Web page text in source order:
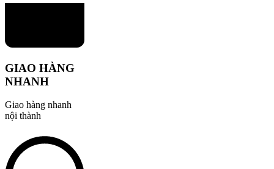
GIAO HÀNG
NHANH
Giao hàng nhanh
nội thành